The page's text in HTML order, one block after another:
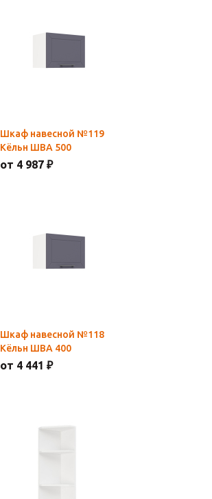
Шкаф навесной №119
Кёльн ШВА 500
от 4 987 ₽
Шкаф навесной №118
Кёльн ШВА 400
от 4 441 ₽